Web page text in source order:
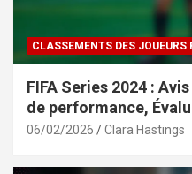
CLASSEMENTS DES JOUEURS
FIFA Series 2024 :
de performance,
06/02/2026 Clara Hastings